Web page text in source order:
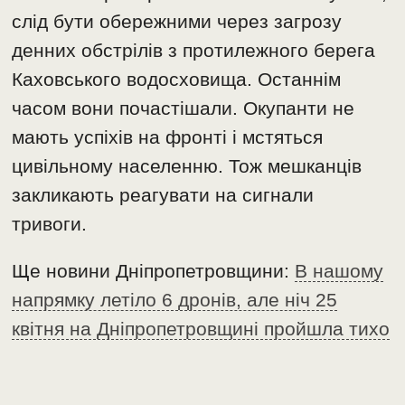
слід бути обережними через загрозу
денних обстрілів з протилежного берега
Каховського водосховища. Останнім
часом вони почастішали. Окупанти не
мають успіхів на фронті і мстяться
цивільному населенню. Тож мешканців
закликають реагувати на сигнали
тривоги.
Ще новини Дніпропетровщини: В нашому
напрямку летіло 6 дронів, але ніч 25
квітня на Дніпропетровщині пройшла тихо